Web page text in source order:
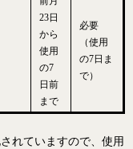
23日
から
使用
の7
日前
まで
必要
（使用
の7日ま
で）
れていますので、使用